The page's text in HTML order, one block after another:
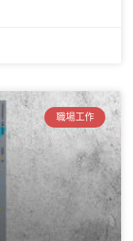
職場工作